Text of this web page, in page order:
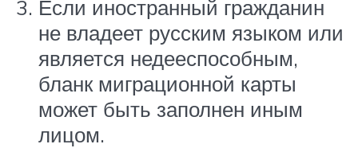
Если иностранный гражданин
не владеет русским языком или
является недееспособным,
бланк миграционной карты
может быть заполнен иным
лицом.